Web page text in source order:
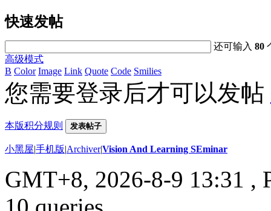
快速发帖
还可输入80
高级模式
B Color Image Link Quote Code Smilies
您需要登录后才可以发帖
本版积分规则 发表帖子
小黑屋|手机版|Archiver|Vision And Learning SEminar
GMT+8, 2026-8-9 13:31 ,